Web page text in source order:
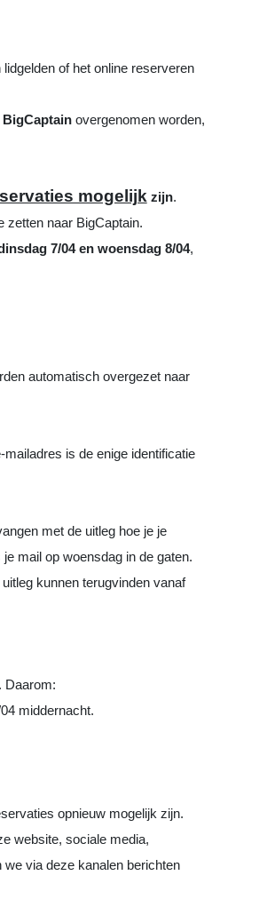
of het online reserveren
BigCaptain overgenomen worden,
mogelijk zijn.
zetten naar BigCaptain.
7/04 en woensdag 8/04,
automatisch overgezet naar
is de enige identificatie
met de uitleg hoe je je
je mail op woensdag in de gaten.
kunnen terugvinden vanaf
Daarom:
middernacht.
opnieuw mogelijk zijn.
website, sociale media,
via deze kanalen berichten